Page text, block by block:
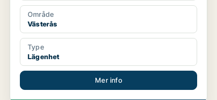
Område
Västerås
Type
Lägenhet
Mer info